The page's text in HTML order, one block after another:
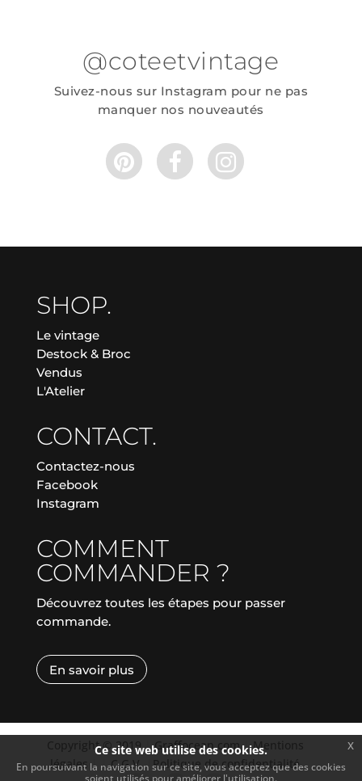
@coteetvintage
Suivez-nous sur Instagram pour ne pas
manquer nos nouveautés
SHOP.
Le vintage
Destock & Broc
Vendus
L'Atelier
CONTACT.
Contactez-nous
Facebook
Instagram
COMMENT
COMMANDER ?
Découvrez toutes les étapes pour passer
commande.
En savoir plus
Copyright © 2019| Graffocean.com | Mentions
légales | | C.G.V. |Politique de confidentialité
Ce site web utilise des cookies.
En poursuivant la navigation sur ce site, vous acceptez que des cookies
soient utilisés pour améliorer l'utilisation.
x